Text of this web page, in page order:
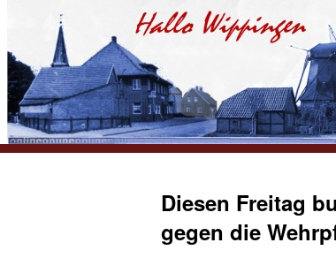
Diesen Freitag
gegen die